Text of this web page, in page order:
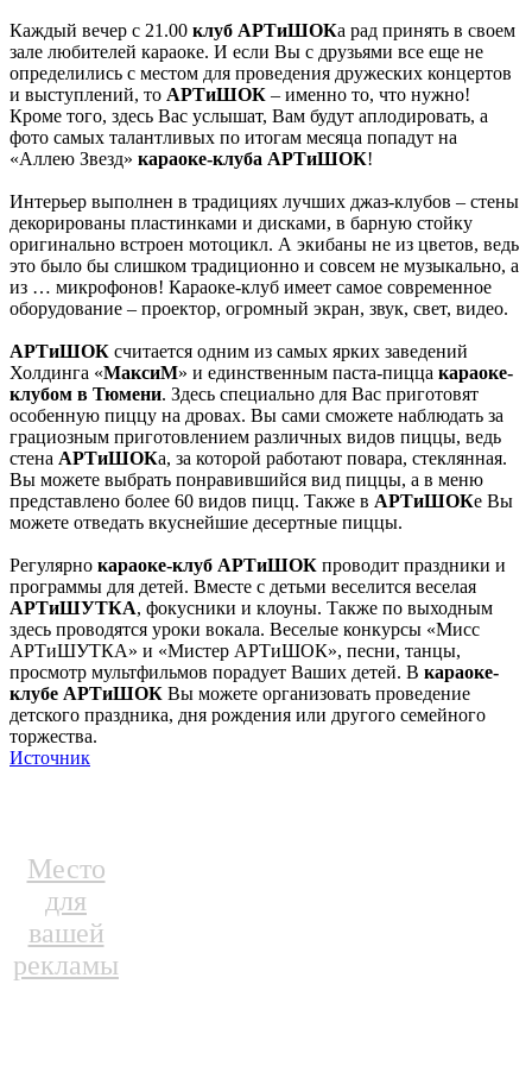
Каждый вечер с 21.00 клуб АРТиШОКа рад принять в своем
зале любителей караоке. И если Вы с друзьями все еще не
определились с местом для проведения дружеских концертов
и выступлений, то АРТиШОК – именно то, что нужно!
Кроме того, здесь Вас услышат, Вам будут аплодировать, а
фото самых талантливых по итогам месяца попадут на
«Аллею Звезд» караоке-клуба АРТиШОК!
Интерьер выполнен в традициях лучших джаз-клубов – стены
декорированы пластинками и дисками, в барную стойку
оригинально встроен мотоцикл. А экибаны не из цветов, ведь
это было бы слишком традиционно и совсем не музыкально, а
из … микрофонов! Караоке-клуб имеет самое современное
оборудование – проектор, огромный экран, звук, свет, видео.
АРТиШОК считается одним из самых ярких заведений
Холдинга «МаксиМ» и единственным паста-пицца караоке-
клубом в Тюмени. Здесь специально для Вас приготовят
особенную пиццу на дровах. Вы сами сможете наблюдать за
грациозным приготовлением различных видов пиццы, ведь
стена АРТиШОКа, за которой работают повара, стеклянная.
Вы можете выбрать понравившийся вид пиццы, а в меню
представлено более 60 видов пицц. Также в АРТиШОКе Вы
можете отведать вкуснейшие десертные пиццы.
Регулярно караоке-клуб АРТиШОК проводит праздники и
программы для детей. Вместе с детьми веселится веселая
АРТиШУТКА, фокусники и клоуны. Также по выходным
здесь проводятся уроки вокала. Веселые конкурсы «Мисс
АРТиШУТКА» и «Мистер АРТиШОК», песни, танцы,
просмотр мультфильмов порадует Ваших детей. В караоке-
клубе АРТиШОК Вы можете организовать проведение
детского праздника, дня рождения или другого семейного
торжества.
Источник
Место
для
вашей
рекламы